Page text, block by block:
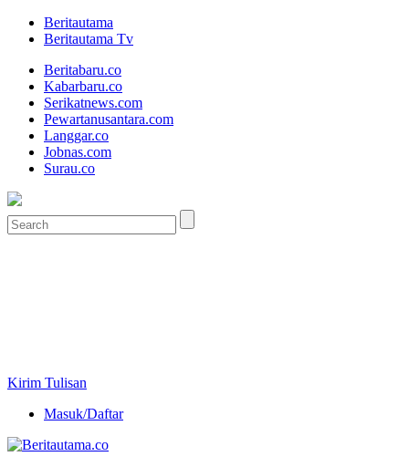
Beritautama
Beritautama Tv
Beritabaru.co
Kabarbaru.co
Serikatnews.com
Pewartanusantara.com
Langgar.co
Jobnas.com
Surau.co
Kirim Tulisan
Masuk/Daftar